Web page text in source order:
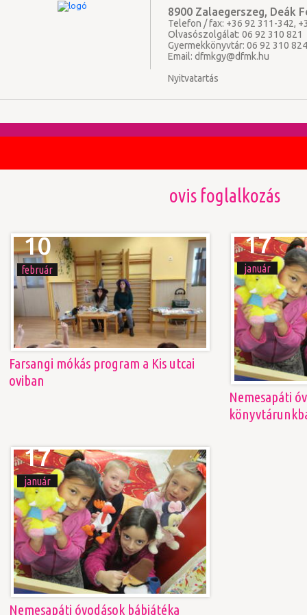
8900 Zalaegerszeg, Deák
Telefon / fax: +36 92 311-342,
Olvasószolgálat: 06 92 310 821
Gyermekkönyvtár: 06 92 310
Email:dfmkgy@dfmk.hu
Nyitvatartás
ovis foglalkozás
10
február
Farsangi mókás program a Kis utcai
oviban
17
január
Nemesapáti
17
január
Nemesapáti óvodások bábjátéka